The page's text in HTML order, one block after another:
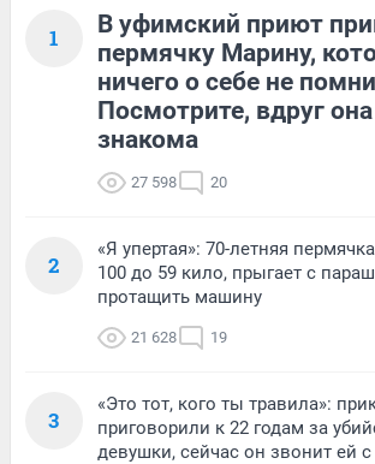
1
В уфимский приют
пермячку Марину,
ничего о себе не
Посмотрите, вдруг
знакома
27 598 20
2
«Я упертая»: 70-летняя
100 до 59 кило, прыгает с
протащить машину
21 628 19
3
«Это тот, кого ты травила»:
приговорили к 22 годам за
девушки, сейчас он звонит ей с